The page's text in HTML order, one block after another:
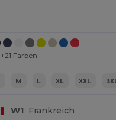
+21 Farben
M L XL XXL
W1 Frankreich